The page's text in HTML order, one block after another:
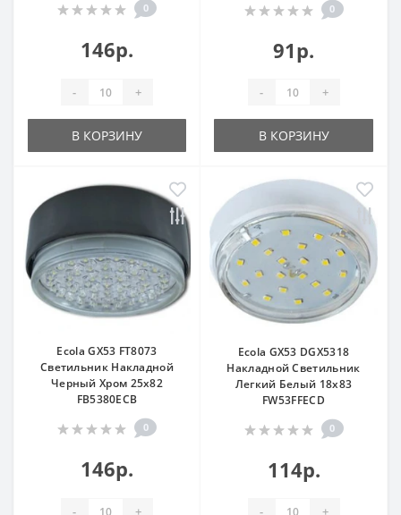
0
146р.
- +
В КОРЗИНУ
0
91р.
- +
В КОРЗИНУ
Ecola GX53 FT8073
Светильник Накладной
Черный Хром 25x82
FB5380ECB
0
146р.
- +
Ecola GX53 DGX5318
Накладной Светильник
Легкий Белый 18x83
FW53FFECD
0
114р.
- +